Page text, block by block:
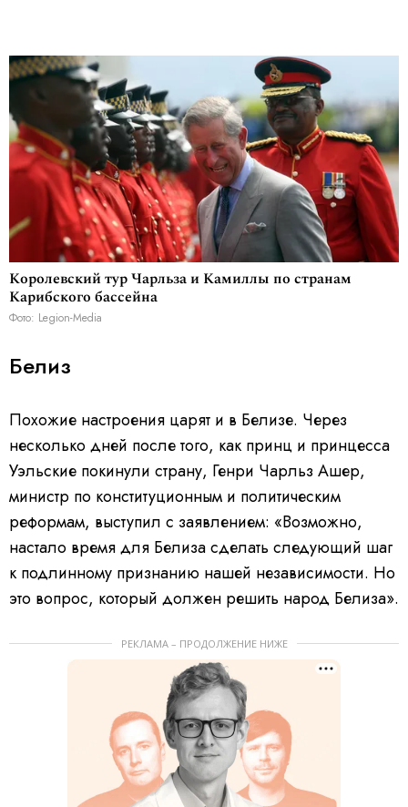
Королевский тур Чарльза и Камиллы по странам
Карибского бассейна
Фото: Legion-Media
Белиз
Похожие настроения царят и в Белизе. Через
несколько дней после того, как принц и принцесса
Уэльские покинули страну, Генри Чарльз Ашер,
министр по конституционным и политическим
реформам, выступил с заявлением: «Возможно,
настало время для Белиза сделать следующий шаг
к подлинному признанию нашей независимости. Но
это вопрос, который должен решить народ Белиза».
РЕКЛАМА – ПРОДОЛЖЕНИЕ НИЖЕ